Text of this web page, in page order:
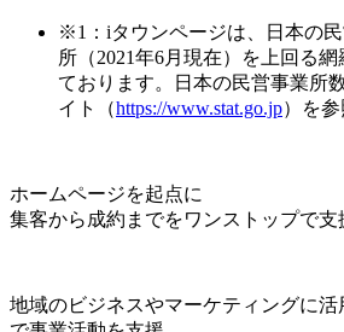
※1：iタウンページは、日本の
所（2021年6月現在）を上回る
ております。日本の民営事業所
イト（https://www.stat.go.jp）を参
ホームページを起点に
集客から成約までをワンストップで支
地域のビジネスやマーケティングに